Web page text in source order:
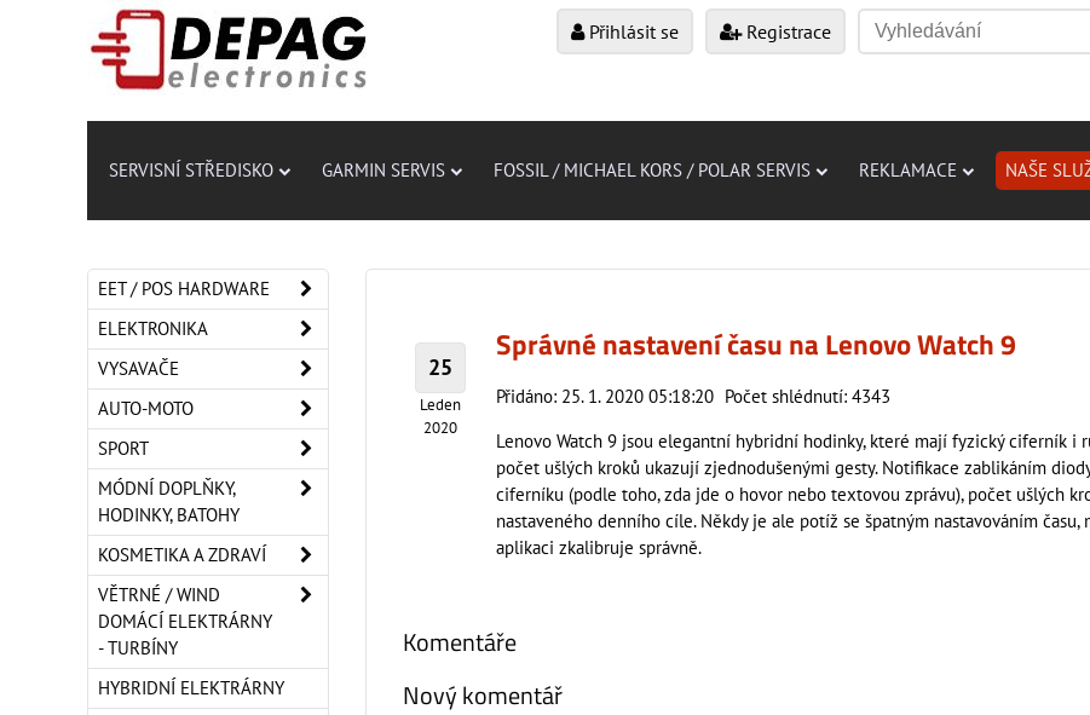
Přihlásit se Registrace
SERVISNÍ STŘEDISKO GARMIN SERVIS FOSSIL / MICHAEL KORS / POLAR SERVIS REKLAMACE NAŠE
25
Leden
2020
Správné nastavení času na Lenovo Watch 9
Přidáno: 25. 1. 2020 05:18:20 Počet shlédnutí: 4343
Lenovo Watch 9 jsou elegantní hybridní hodinky, které mají fyzický ciferník i
počet ušlých kroků ukazují zjednodušenými gesty. Notifikace zablikáním
ciferníku (podle toho, zda jde o hovor nebo textovou zprávu), počet ušlých
nastaveného denního cíle. Někdy je ale potíž se špatným nastavováním
aplikaci zkalibruje správně.
Komentáře
Nový komentář
EET / POS HARDWARE
ELEKTRONIKA
VYSAVAČE
AUTO-MOTO
SPORT
MÓDNÍ DOPLŇKY,
HODINKY, BATOHY
KOSMETIKA A ZDRAVÍ
VĚTRNÉ / WIND
DOMÁCÍ ELEKTRÁRNY
- TURBÍNY
HYBRIDNÍ ELEKTRÁRNY